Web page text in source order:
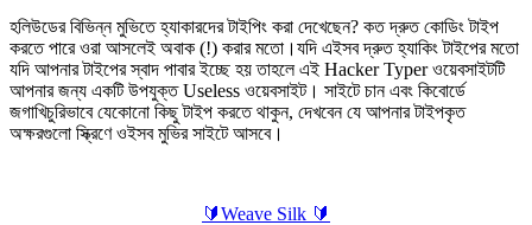
হলিউডের বিভিন্ন মুভিতে হ্যাকারদের টাইপিং করা দেখেছেন? কত দ্রুত কোডিং টাইপ
করতে পারে ওরা আসলেই অবাক (!) করার মতো।যদি এইসব দ্রুত হ্যাকিং টাইপের মতো
যদি আপনার টাইপের স্বাদ পাবার ইচ্ছে হয় তাহলে এই Hacker Typer ওয়েবসাইটটি
আপনার জন্য একটি উপযুক্ত Useless ওয়েবসাইট। সাইটে চান এবং কিবোর্ডে
জগাখিচুরিভাবে যেকোনো কিছু টাইপ করতে থাকুন, দেখবেন যে আপনার টাইপকৃত
অক্ষরগুলো স্ক্রিণে ওইসব মুভির সাইটে আসবে।
🔰Weave Silk 🔰